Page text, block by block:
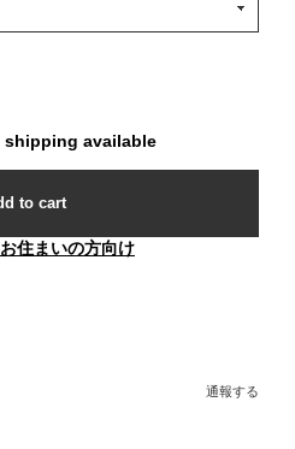
shipping available
to cart
住まいの方向け
通報する